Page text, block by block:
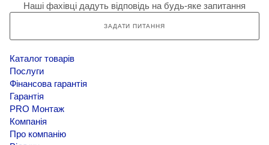
Наші фахівці дадуть відповідь на будь-яке запитання
ЗАДАТИ ПИТАННЯ
Каталог товарів
Послуги
Фінансова гарантія
Гарантія
PRO Монтаж
Компанія
Про компанію